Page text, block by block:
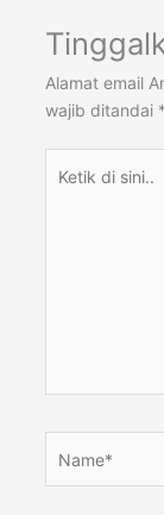
Alamat email
wajib ditandai *